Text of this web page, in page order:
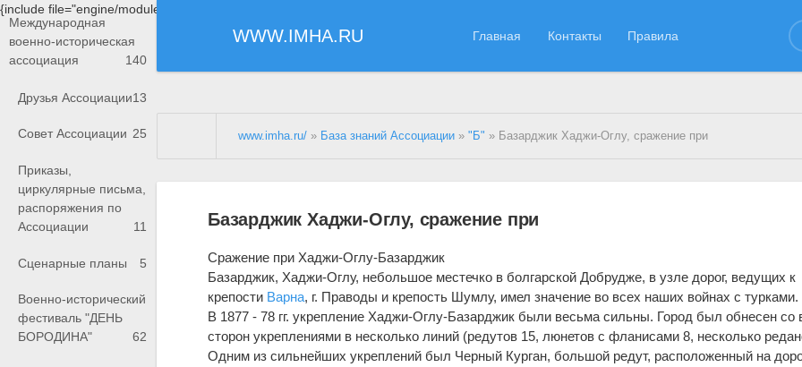
{include file="engine/modules/saperu/head.php"}
WWW.IMHA.RU Главная Контакты Правила
Международная
военно-историческая
ассоциация
140
Друзья Ассоциации13
Совет Ассоциации 25
Приказы,
циркулярные письма,
распоряжения по
Ассоциации
11
Сценарные планы 5
Военно-исторический
фестиваль "ДЕНЬ
БОРОДИНА"
62
www.imha.ru/ » База знаний Ассоциации »"Б" » Базарджик Хаджи-Оглу, сражение при
Базарджик Хаджи-Оглу, сражение при
Сражение при Хаджи-Оглу-Базарджик
Базарджик, Хаджи-Оглу, небольшое местечко в болгарской Добрудже, в узле дорог, ведущих к
крепости Варна, г. Праводы и крепость Шумлу, имел значение во всех наших войнах с турками.
В 1877 - 78 гг. укрепление Хаджи-Оглу-Базарджик были весьма сильны. Город был обнесен со
сторон укреплениями в несколько линий (редутов 15, люнетов с фланисами 8, несколько
Одним из сильнейших укреплений был Черный Курган, большой редут, расположенный на